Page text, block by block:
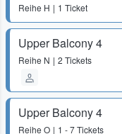
Reihe H 1 Ticket
Upper Balcony 4
Reihe N 2 Tickets
Upper Balcony 4
Reihe O 1 - 7 Tickets